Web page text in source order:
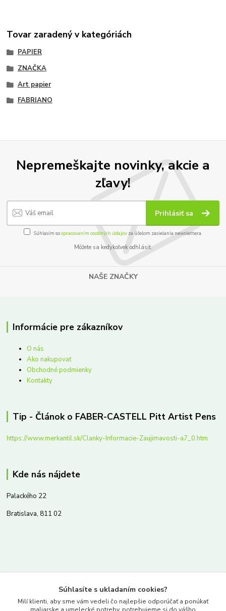
Tovar zaradený v kategóriách
PAPIER
ZNAČKA
Art papier
FABRIANO
Nepremeškajte novinky, akcie a
zľavy!
Prihlásiť sa
Súhlasím sospracovaním osobných údajov za účelom zasielania newslettera.
Môžete sa kedykoľvek odhlásiť.
NAŠE ZNAČKY
Informácie pre zákazníkov
O nás
Ako nakupovať
Obchodné podmienky
Kontakty
Tip - Článok o FABER-CASTELL Pitt Artist Pens
https://www.merkantil.sk/Clanky-Informacie-Zaujimavosti-a7_0.htm
Kde nás nájdete
Palackého 22
Bratislava, 811 02
www.merkantil.sk
Súhlasíte s ukladaním cookies?
Milí klienti, aby sme vám vedeli čo najlepšie odporúčať a ponúkať